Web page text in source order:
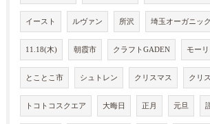
イースト ルヴァン 所沢 埼玉オーガニッ
11.18(木) 朝霞市 クラフトGADEN モー
とことこ市 シュトレン クリスマス クリ
トコトコスクエア 大晦日 正月 元旦